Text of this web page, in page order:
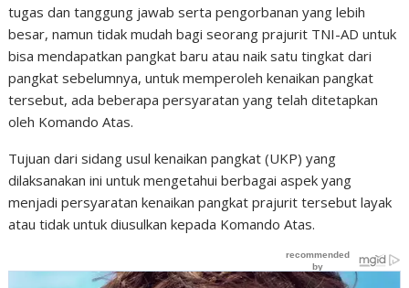
tugas dan tanggung jawab serta pengorbanan yang lebih
besar,namun tidak mudah bagi seorang prajurit TNI-AD untuk
bisa mendapatkan pangkat baru atau naik satu tingkat dari
pangkat sebelumnya, untuk memperoleh kenaikan pangkat
tersebut, ada beberapa persyaratan yang telah ditetapkan
oleh Komando Atas.
Tujuan dari sidangusul kenaikan pangkat (UKP) yang
dilaksanakan ini untuk mengetahui berbagai aspek yang
menjadi persyaratan kenaikan pangkat prajurit tersebut layak
atau tidak untuk diusulkan kepada Komando Atas.